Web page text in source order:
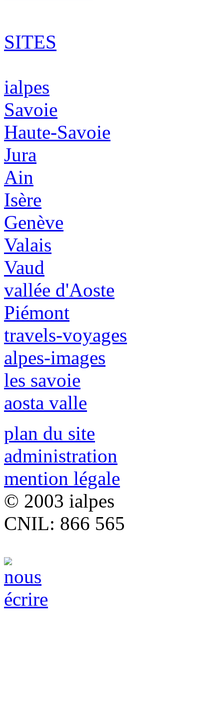
SITES
ialpes
Savoie
Haute-Savoie
Jura
Ain
Isère
Genève
Valais
Vaud
vallée d'Aoste
Piémont
travels-voyages
alpes-images
les savoie
aosta valle
plan du site
administration
mention légale
© 2003 ialpes
CNIL: 866 565